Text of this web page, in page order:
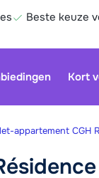
Beste keuze
Kort
appartement CGH